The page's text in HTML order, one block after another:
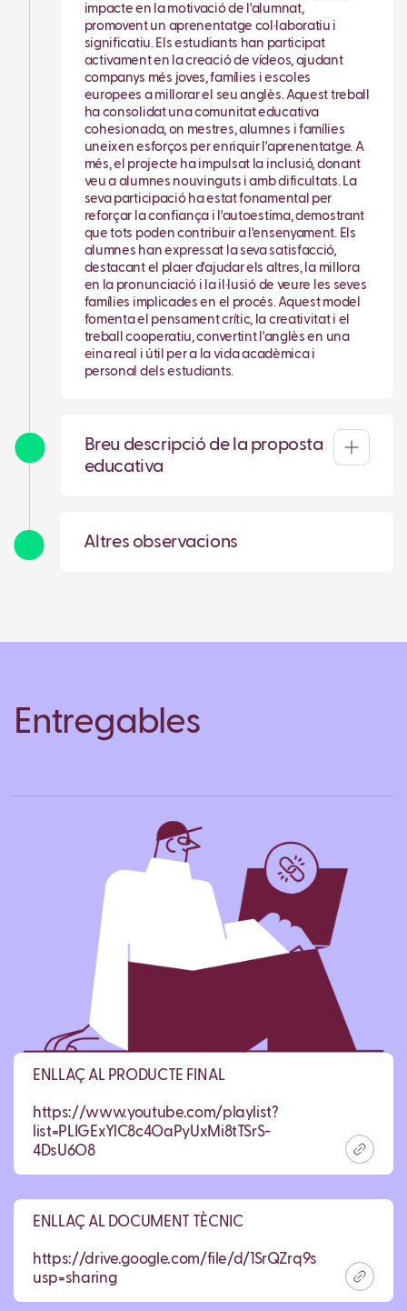
impacte en la motivació de l'alumnat,
promovent un aprenentatge col·laboratiu i
significatiu. Els estudiants han participat
activament en la creació de vídeos, ajudant
companys més joves, famílies i escoles
europees a millorar el seu anglès. Aquest treball
ha consolidat una comunitat educativa
cohesionada, on mestres, alumnes i famílies
uneixen esforços per enriquir l'aprenentatge. A
més, el projecte ha impulsat la inclusió, donant
veu a alumnes nouvinguts i amb dificultats. La
seva participació ha estat fonamental per
reforçar la confiança i l'autoestima, demostrant
que tots poden contribuir a l'ensenyament. Els
alumnes han expressat la seva satisfacció,
destacant el plaer d'ajudar els altres, la millora
en la pronunciació i la il·lusió de veure les seves
famílies implicades en el procés. Aquest model
fomenta el pensament crític, la creativitat i el
treball cooperatiu, convertint l'anglès en una
eina real i útil per a la vida acadèmica i
personal dels estudiants.
Breu descripció de la proposta
educativa
Altres observacions
Entregables
ENLLAÇ AL PRODUCTE FINAL
https://www.youtube.com/playlist?
list=PLIGExYlC8c4OaPyUxMi8tTSrS-
4DsU6O8
ENLLAÇ AL DOCUMENT TÈCNIC
https://drive.google.com/file/d/
usp=sharing